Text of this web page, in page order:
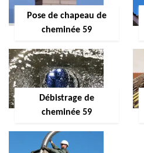
Pose de chapeau de
cheminée 59
Débistrage de
cheminée 59